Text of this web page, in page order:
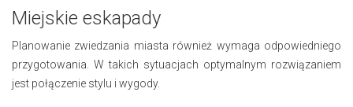
Miejskie eskapady
Planowanie zwiedzania miasta również wymaga odpowiedniego
przygotowania. W takich sytuacjach optymalnym rozwiązaniem
jest połączenie stylu i wygody.